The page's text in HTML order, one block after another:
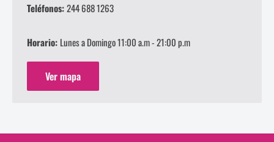
Teléfonos:244 688 1263
Horario: Lunes a Domingo 11:00 a.m - 21:00 p.m
Ver mapa